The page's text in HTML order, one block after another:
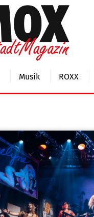
Musik ROXX